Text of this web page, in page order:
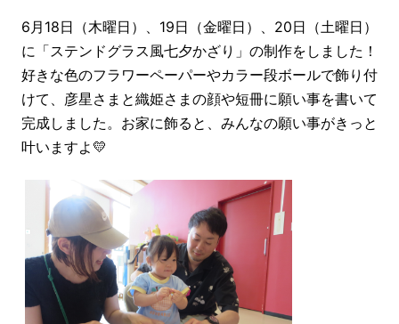
6月18日（木曜日）、19日（金曜日）、20日（土曜日）
に「ステンドグラス風七夕かざり」の制作をしました！
好きな色のフラワーペーパーやカラー段ボールで飾り付
けて、彦星さまと織姫さまの顔や短冊に願い事を書いて
完成しました。お家に飾ると、みんなの願い事がきっと
叶いますよ💛